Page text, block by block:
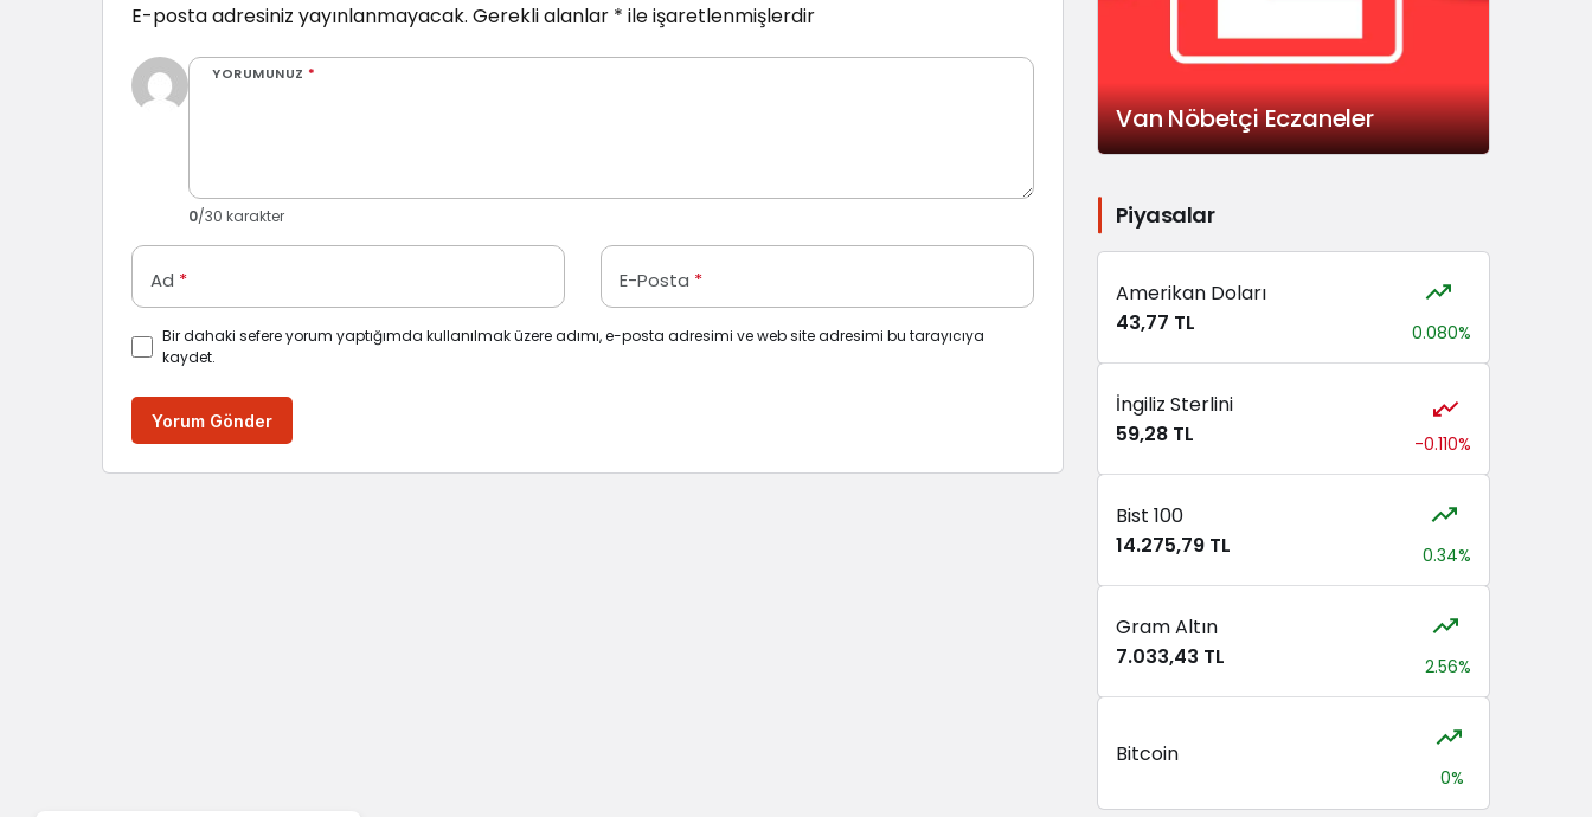
E-posta adresiniz yayınlanmayacak. Gerekli alanlar * ile işaretlenmişlerdir
YORUMUNUZ *
0/30 karakter
Ad * E-Posta *
Bir dahaki sefere yorum yaptığımda kullanılmak üzere adımı, e-posta adresimi ve web site adresimi bu tarayıcıya
kaydet.
Yorum Gönder
Van Nöbetçi Eczaneler
Piyasalar
Amerikan Doları
43,77 TL
0.080%
İngiliz Sterlini
59,28 TL
-0.110%
Bist 100
14.275,79 TL
0.34%
Gram Altın
7.033,43 TL
2.56%
Bitcoin
0%